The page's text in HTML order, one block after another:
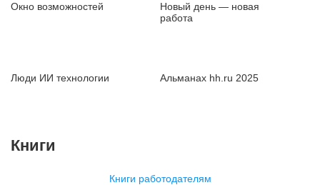
Окно возможностей
Новый день — новая
работа
Люди ИИ технологии Альманах hh.ru 2025
Книги
Книги работодателям